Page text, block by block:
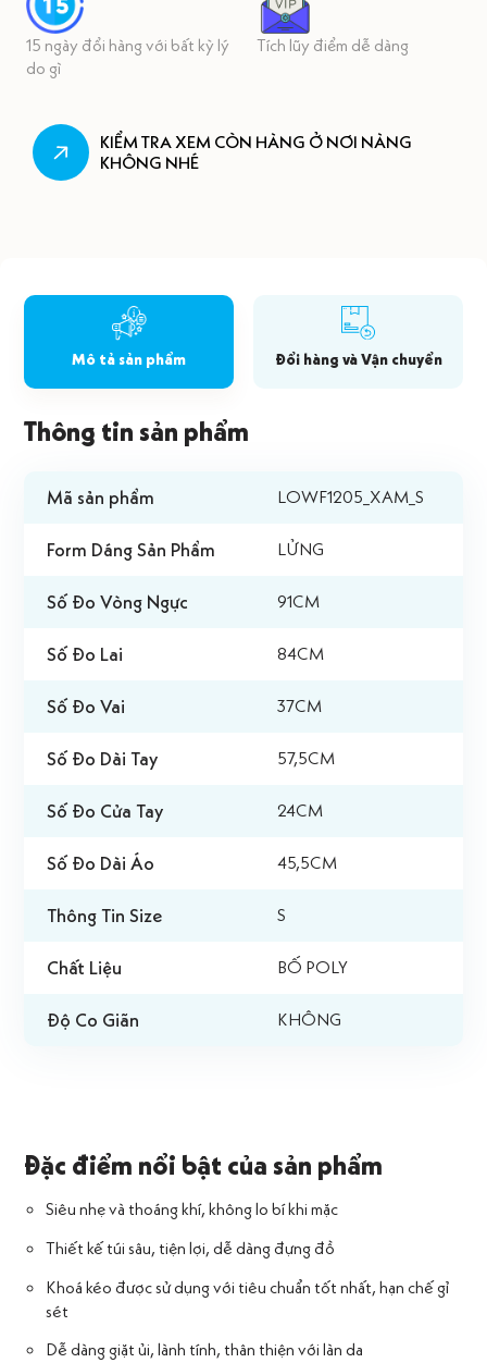
15 ngày đổi hàng với bất kỳ lý
do gì
Tích lũy điểm dễ dàng
KIỂM TRA XEM CÒN HÀNG Ở NƠI NÀNG
KHÔNG NHÉ
Mô tả sản phẩm Đổi hàng và Vận chuyển
Thông tin sản phẩm
Mã sản phẩm LOWF1205_XAM_S
Form Dáng Sản Phẩm LỬNG
Số Đo Vòng Ngực 91CM
Số Đo Lai 84CM
Số Đo Vai 37CM
Số Đo Dài Tay 57,5CM
Số Đo Cửa Tay 24CM
Số Đo Dài Áo 45,5CM
Thông Tin Size S
Chất Liệu BỐ POLY
Độ Co Giãn KHÔNG
Đặc điểm nổi bật của sản phẩm
Siêu nhẹ và thoáng khí, không lo bí khi mặc
Thiết kế túi sâu, tiện lợi, dễ dàng đựng đồ
Khoá kéo được sử dụng với tiêu chuẩn tốt nhất, hạn chế gỉ
sét
Dễ dàng giặt ủi, lành tính, thân thiện với làn da